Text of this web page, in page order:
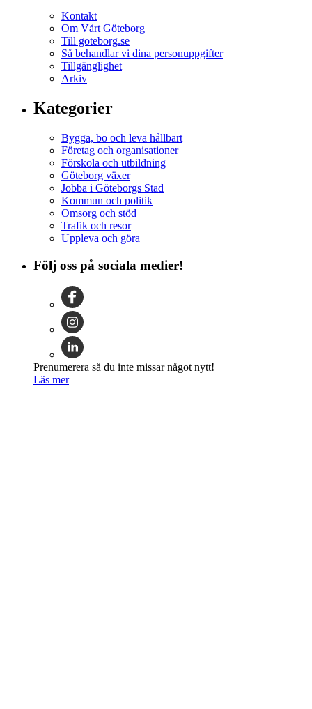
Kontakt
Om Vårt Göteborg
Till goteborg.se
Så behandlar vi dina personuppgifter
Tillgänglighet
Arkiv
Kategorier
Bygga, bo och leva hållbart
Företag och organisationer
Förskola och utbildning
Göteborg växer
Jobba i Göteborgs Stad
Kommun och politik
Omsorg och stöd
Trafik och resor
Uppleva och göra
Följ oss på sociala medier!
Prenumerera så du inte missar något nytt!
Läs mer